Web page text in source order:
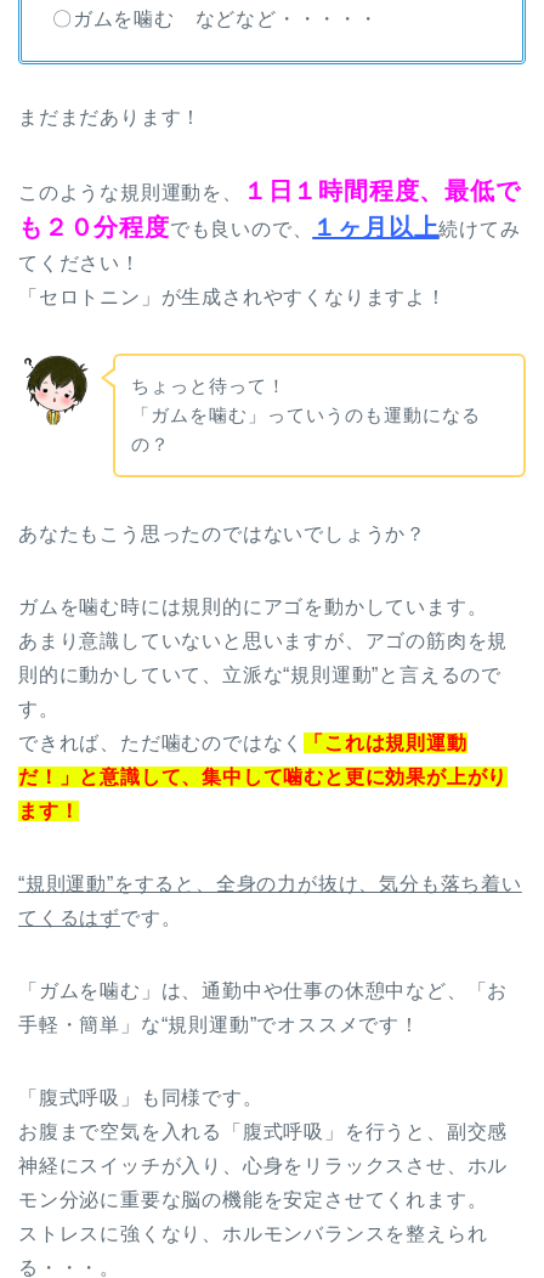
〇ガムを噛む などなど・・・・・
まだまだあります！
このような規則運動を、
１日１時間程度、最低で
も２０分程度でも良いので、 １ヶ月以上続けてみ
てください！
「セロトニン」が生成されやすくなりますよ！
ちょっと待って！
「ガムを噛む」っていうのも運動になる
の？
あなたもこう思ったのではないでしょうか？
ガムを噛む時には規則的にアゴを動かしています。
あまり意識していないと思いますが、アゴの筋肉を規
則的に動かしていて、立派な“規則運動”と言えるので
す。
できれば、ただ噛むのではなく
「これは規則運動
だ！」と意識して、集中して噛むと更に効果が上がり
ます！
“規則運動”をすると、全身の力が抜け、気分も落ち着い
てくるはずです。
「ガムを噛む」は、通勤中や仕事の休憩中など、「お
手軽・簡単」な“規則運動”でオススメです！
「腹式呼吸」も同様です。
お腹まで空気を入れる「腹式呼吸」を行うと、副交感
神経にスイッチが入り、心身をリラックスさせ、ホル
モン分泌に重要な脳の機能を安定させてくれます。
ストレスに強くなり、ホルモンバランスを整えられ
る・・・。